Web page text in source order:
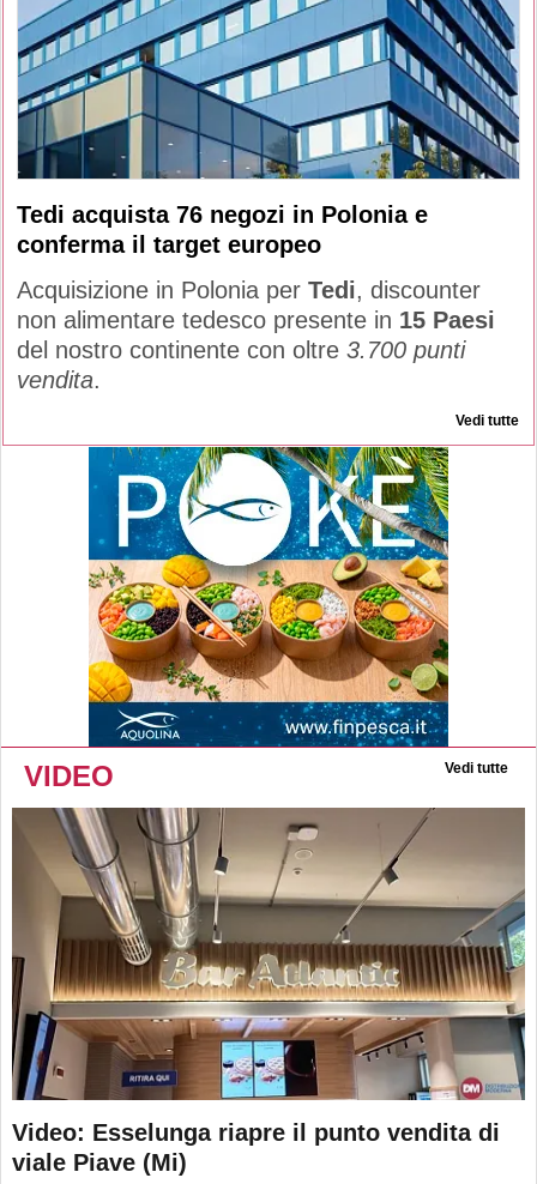
Tedi acquista 76 negozi in Polonia e
conferma il target europeo
Acquisizione in Polonia per Tedi, discounter
non alimentare tedesco presente in 15 Paesi
del nostro continente con oltre 3.700 punti
vendita.
Vedi tutte
VIDEO Vedi tutte
Video: Esselunga riapre il punto vendita di
viale Piave (Mi)